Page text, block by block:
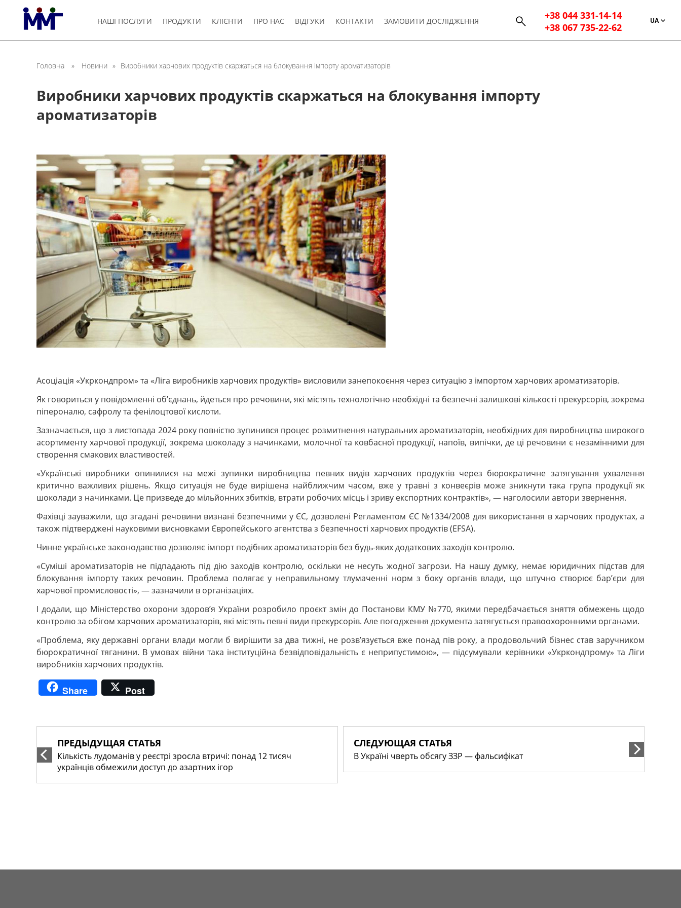
НАШІ ПОСЛУГИ ПРОДУКТИ КЛІЄНТИ ПРО НАС ВІДГУКИ КОНТАКТИ ЗАМОВИТИ ДОСЛІДЖЕННЯ
+38 044 331-14-14
+38 067 735-22-62
UA
Головна » Новини » Виробники харчових продуктів скаржаться на блокування імпорту ароматизаторів
Виробники харчових продуктів скаржаться на блокування імпорту
ароматизаторів
Асоціація «Укркондпром» та «Ліга виробників харчових продуктів» висловили занепокоєння через ситуацію з імпортом харчових ароматизаторів.
Як говориться у повідомленні об’єднань, йдеться про речовини, які містять технологічно необхідні та безпечні залишкові кількості прекурсорів, зокрема
піпероналю, сафролу та фенілоцтової кислоти.
Зазначається, що з листопада 2024 року повністю зупинився процес розмитнення натуральних ароматизаторів, необхідних для виробництва широкого
асортименту харчової продукції, зокрема шоколаду з начинками, молочної та ковбасної продукції, напоїв, випічки, де ці речовини є незамінними для
створення смакових властивостей.
«Українські виробники опинилися на межі зупинки виробництва певних видів харчових продуктів через бюрократичне затягування ухвалення
критично важливих рішень. Якщо ситуація не буде вирішена найближчим часом, вже у травні з конвеєрів може зникнути така група продукції як
шоколади з начинками. Це призведе до мільйонних збитків, втрати робочих місць і зриву експортних контрактів», — наголосили автори звернення.
Фахівці зауважили, що згадані речовини визнані безпечними у ЄС, дозволені Регламентом ЄС №1334/2008 для використання в харчових продуктах, а
також підтверджені науковими висновками Європейського агентства з безпечності харчових продуктів (EFSA).
Чинне українське законодавство дозволяє імпорт подібних ароматизаторів без будь-яких додаткових заходів контролю.
«Суміші ароматизаторів не підпадають під дію заходів контролю, оскільки не несуть жодної загрози. На нашу думку, немає юридичних підстав для
блокування імпорту таких речовин. Проблема полягає у неправильному тлумаченні норм з боку органів влади, що штучно створює бар’єри для
харчової промисловості», — зазначили в організаціях.
І додали, що Міністерство охорони здоров’я України розробило проєкт змін до Постанови КМУ №770, якими передбачається зняття обмежень щодо
контролю за обігом харчових ароматизаторів, які містять певні види прекурсорів. Але погодження документа затягується правоохоронними органами.
«Проблема, яку державні органи влади могли б вирішити за два тижні, не розв’язується вже понад пів року, а продовольчий бізнес став заручником
бюрократичної тяганини. В умовах війни така інституційна безвідповідальність є неприпустимою», — підсумували керівники «Укркондпрому» та Ліги
виробників харчових продуктів.
Share Post
ПРЕДЫДУЩАЯ СТАТЬЯ
Кількість лудоманів у реєстрі зросла втричі: понад 12 тисяч
українців обмежили доступ до азартних ігор
СЛЕДУЮЩАЯ СТАТЬЯ
В Україні чверть обсягу ЗЗР — фальсифікат